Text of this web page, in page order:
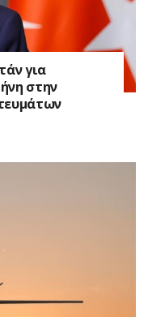
για
στην